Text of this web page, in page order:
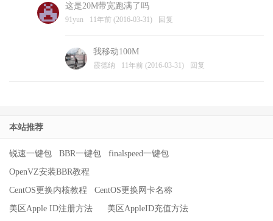
这是20M带宽跑满了吗
91yun 11年前 (2016-03-31) 回复
我移动100M
霞德纳 11年前 (2016-03-31) 回复
本站推荐
锐速一键包 BBR一键包
finalspeed一键包
OpenVZ安装BBR教程
CentOS更换内核教程
CentOS更换网卡名称
美区Apple ID注册方法
美区AppleID充值方法